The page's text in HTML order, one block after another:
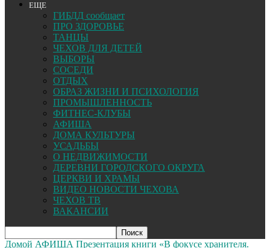
ЕЩЕ
ГИБДД сообщает
ПРО ЗДОРОВЬЕ
ТАНЦЫ
ЧЕХОВ ДЛЯ ДЕТЕЙ
ВЫБОРЫ
СОСЕДИ
ОТДЫХ
ОБРАЗ ЖИЗНИ И ПСИХОЛОГИЯ
ПРОМЫШЛЕННОСТЬ
ФИТНЕС-КЛУБЫ
АФИША
ДОМА КУЛЬТУРЫ
УСАДЬБЫ
О НЕДВИЖИМОСТИ
ДЕРЕВНИ ГОРОДСКОГО ОКРУГА
ЦЕРКВИ И ХРАМЫ
ВИДЕО НОВОСТИ ЧЕХОВА
ЧЕХОВ ТВ
ВАКАНСИИ
Домой АФИША Презентация книги «В фокусе хранителя.